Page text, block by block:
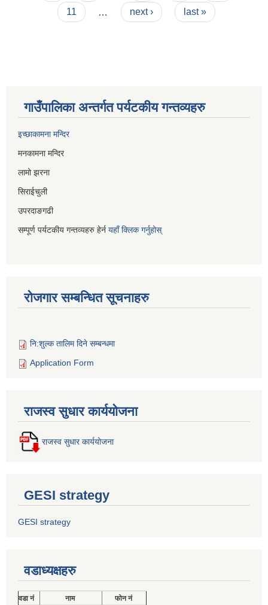
11
next › last »
गाउँपालिका अन्तर्गत पर्यटकीय गन्तव्यहरु
इच्छाकामना मन्दिर
मनकामना मन्दिर
लामो झरना
सिराईचुली
उपरदाङगढी
सम्पूर्ण पर्यटकीय गन्तव्यहरु हेर्न यहाँ क्लिक गर्नुहोस्
रोजगार सम्बन्धित सूचनाहरु
नि:शुल्क तालिम दिने सम्बन्धमा
Application Form
राजस्व सुधार कार्ययोजना
राजस्व सुधार कार्ययोजना
GESI strategy
GESI strategy
वडाध्यक्षहरु
वडा नं नाम फोन नं